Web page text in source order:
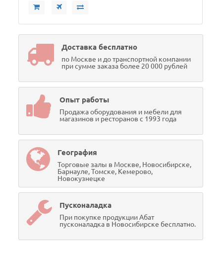
Доставка бесплатно
по Москве и до транспортной компании
при сумме заказа более 20 000 рублей
Опыт работы
Продажа оборудования и мебели для
магазинов и ресторанов с 1993 года
География
Торговые залы в Москве, Новосибирске,
Барнауле, Томске, Кемерово,
Новокузнецке
Пусконаладка
При покупке продукции Абат
пусконаладка в Новосибирске бесплатно.